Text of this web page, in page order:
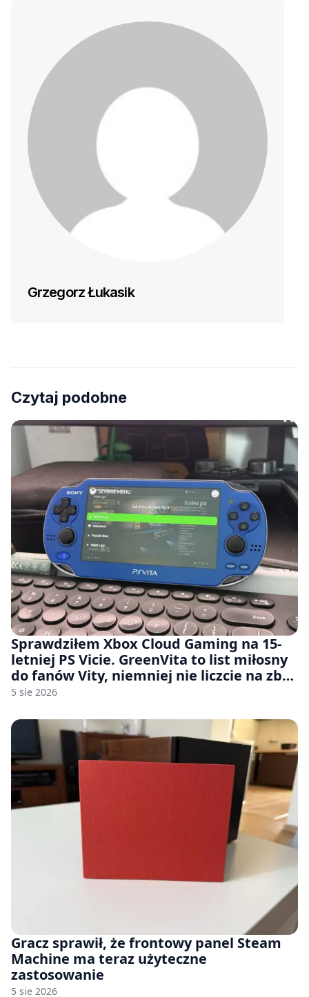
Grzegorz Łukasik
Czytaj podobne
Sprawdziłem Xbox Cloud Gaming na 15-
letniej PS Vicie. GreenVita to list miłosny
do fanów Vity, niemniej nie liczcie na zbyt
wiele [FELIETON]
5 sie 2026
Gracz sprawił, że frontowy panel Steam
Machine ma teraz użyteczne
zastosowanie
5 sie 2026